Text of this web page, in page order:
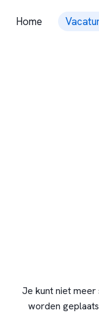
Home
Je kunt niet meer
worden